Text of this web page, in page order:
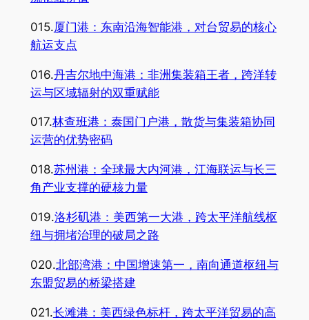
015.厦门港：东南沿海智能港，对台贸易的核心
航运支点
016.丹吉尔地中海港：非洲集装箱王者，跨洋转
运与区域辐射的双重赋能
017.林查班港：泰国门户港，散货与集装箱协同
运营的优势密码
018.苏州港：全球最大内河港，江海联运与长三
角产业支撑的硬核力量
019.洛杉矶港：美西第一大港，跨太平洋航线枢
纽与拥堵治理的破局之路
020.北部湾港：中国增速第一，南向通道枢纽与
东盟贸易的桥梁搭建
021.长滩港：美西绿色标杆，跨太平洋贸易的高